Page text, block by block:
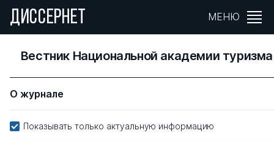
ДИССЕРНЕТ МЕНЮ
Вестник Национальной академии туризма
О журнале
Показывать только актуальную информацию